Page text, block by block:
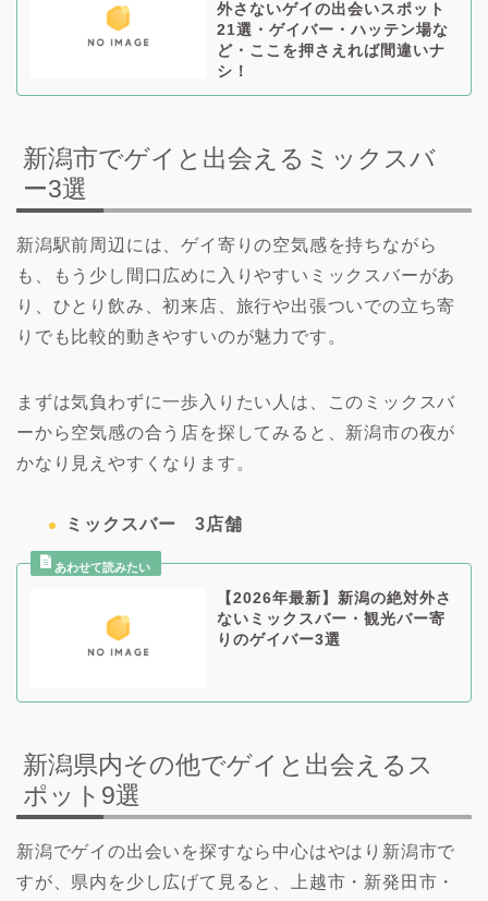
外さないゲイの出会いスポット
21選・ゲイバー・ハッテン場な
ど・ここを押さえれば間違いナ
シ！
新潟市でゲイと出会えるミックスバ
ー3選
新潟駅前周辺には、ゲイ寄りの空気感を持ちながら
も、もう少し間口広めに入りやすいミックスバーがあ
り、ひとり飲み、初来店、旅行や出張ついでの立ち寄
りでも比較的動きやすいのが魅力です。
まずは気負わずに一歩入りたい人は、このミックスバ
ーから空気感の合う店を探してみると、新潟市の夜が
かなり見えやすくなります。
ミックスバー 3店舗
【2026年最新】新潟の絶対外さ
ないミックスバー・観光バー寄
りのゲイバー3選
新潟県内その他でゲイと出会えるス
ポット9選
新潟でゲイの出会いを探すなら中心はやはり新潟市で
すが、県内を少し広げて見ると、上越市・新発田市・